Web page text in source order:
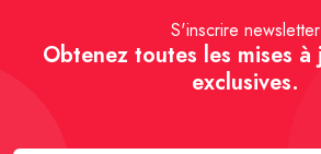
S'inscrire newsletter
Obtenez toutes les mises
exclusives.